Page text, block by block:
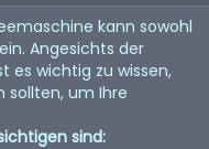
kann sowohl
Angesichts der
es wichtig zu wissen,
sollten, um Ihre
sind: